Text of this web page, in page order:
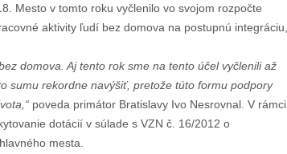
Mesto v tomto roku vyčlenilo vo svojom rozpočte
aktivity ľudí bez domova na postupnú integráciu,
domova. Aj tento rok sme na tento účel vyčlenili až
sumu rekordne navýšiť, pretože túto formu podpory
poveda primátor Bratislavy Ivo Nesrovnal. V rámci
dotácií v súlade s VZN č. 16/2012 o
mesta.